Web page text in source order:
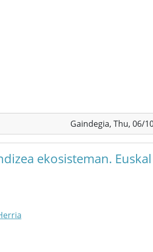
Gaindegia, Thu, 06/
ekosisteman.